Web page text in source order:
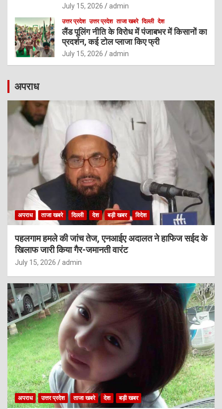
July 15, 2026 admin
उत्तर प्रदेश उत्तर प्रदेश ताजा खबरे दिल्ली देश
लैंड पूलिंग नीति के विरोध में पंजाबभर में किसानों का
प्रदर्शन, कई टोल प्लाजा किए फ्री
July 15, 2026 admin
अपराध
अपराध ताजा खबरे दिल्ली देश बड़ी खबर विदेश
पहलगाम हमले की जांच तेज, एनआईए अदालत ने हाफिज सईद के
खिलाफ जारी किया गैर-जमानती वारंट
July 15, 2026 admin
अपराध उत्तर प्रदेश ताजा खबरे देश बड़ी खबर